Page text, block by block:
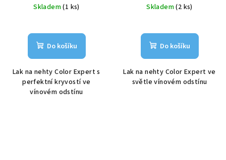
Skladem(1 ks)
Do košíku
Lak na nehty Color Expert s
perfektní kryvostí ve
vínovém odstínu
Skladem(2 ks)
Do košíku
Lak na nehty Color Expert ve
světle vínovém odstínu